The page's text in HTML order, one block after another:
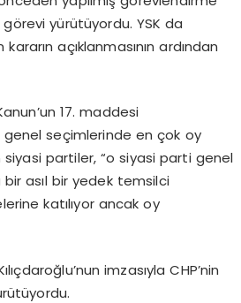
görevi yürütüyordu. YSK da
açıklanmasının ardından
17. maddesi
genel seçimlerinde en çok oy
partiler, “o siyasi parti genel
bir asıl bir yedek temsilci
katılıyor ancak oy
imzasıyla CHP’nin